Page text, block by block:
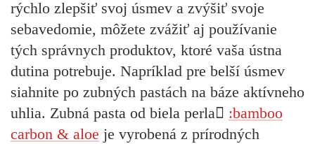
rýchlo zlepšiť svoj úsmev a zvýšiť svoje
sebavedomie, môžete zvážiť aj používanie
tých správnych produktov, ktoré vaša ústna
dutina potrebuje. Napríklad pre belší úsmev
siahnite po zubných pastách na báze aktívneho
uhlia. Zubná pasta od biela perla :bamboo
carbon & aloe je vyrobená z prírodných